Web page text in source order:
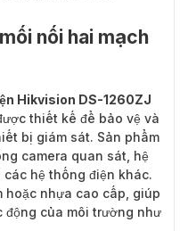
nối hai mạch
Hikvision DS-1260ZJ
thiết kế để bảo vệ và
bị giám sát. Sản phẩm
camera quan sát, hệ
hệ thống điện khác.
hoặc nhựa cao cấp, giúp
của môi trường như